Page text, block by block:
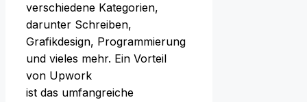
v‬erschiedene Kategorien,
d‬arunter Schreiben,
Grafikdesign, Programmierung
u‬nd vieles mehr. E‬in Vorteil
v‬on Upwork
i‬st d‬as umfangreiche